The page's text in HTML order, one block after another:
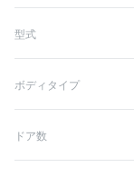
型式
ボディタイプ
ドア数